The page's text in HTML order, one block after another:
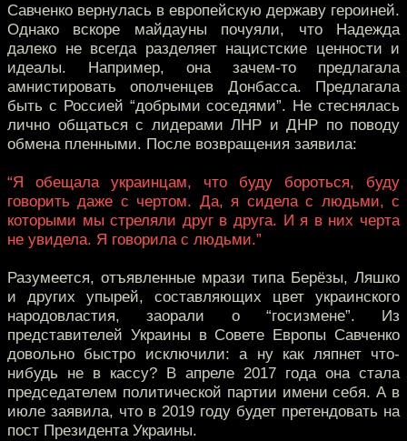
Савченко вернулась в европейскую державу героиней.
Однако вскоре майдауны почуяли, что Надежда
далеко не всегда разделяет нацистские ценности и
идеалы. Например, она зачем-то предлагала
амнистировать ополченцев Донбасса. Предлагала
быть с Россией “добрыми соседями”. Не стеснялась
лично общаться с лидерами ЛНР и ДНР по поводу
обмена пленными. После возвращения заявила:
“Я обещала украинцам, что буду бороться, буду
говорить даже с чертом. Да, я сидела с людьми, с
которыми мы стреляли друг в друга. И я в них черта
не увидела. Я говорила с людьми.”
Разумеется, отъявленные мрази типа Берёзы, Ляшко
и других упырей, составляющих цвет украинского
народовластия, заорали о “госизмене”. Из
представителей Украины в Совете Европы Савченко
довольно быстро исключили: а ну как ляпнет что-
нибудь не в кассу? В апреле 2017 года она стала
председателем политической партии имени себя. А в
июле заявила, что в 2019 году будет претендовать на
пост Президента Украины.